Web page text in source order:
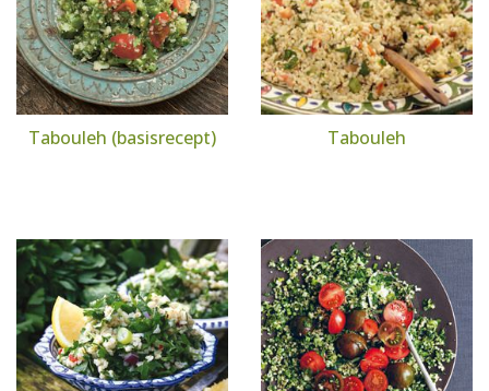
Tabouleh (basisrecept) Tabouleh